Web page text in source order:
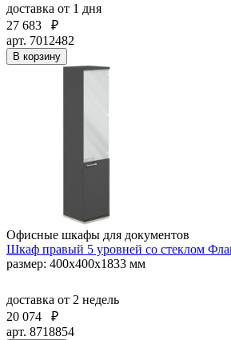
доставка от 1 дня
27 683
₽
арт. 7012482
В корзину
Офисные шкафы для документов
Шкаф правый 5 уровней со стеклом
размер: 400х400х1833 мм
доставка от 2 недель
20 074
₽
арт. 8718854